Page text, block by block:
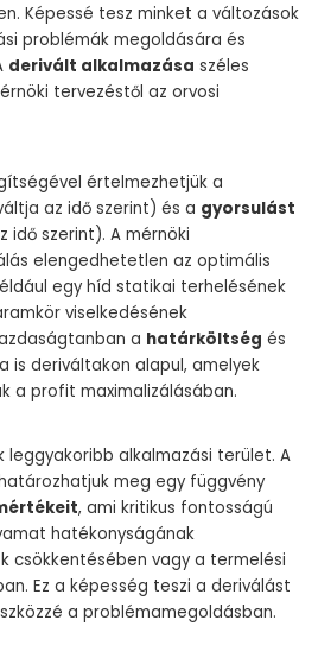
Képessé tesz minket a változások
problémák megoldására és
derivált alkalmazása széles
tervezéstől az orvosi
értelmezhetjük a
az idő szerint) és a gyorsulást
idő szerint). A mérnöki
elengedhetetlen az optimális
egy híd statikai terhelésének
viselkedésének
a határköltség és
is deriváltakon alapul, amelyek
a profit maximalizálásában.
leggyakoribb alkalmazási terület. A
meg egy függvény
, ami kritikus fontosságú
hatékonyságának
csökkentésében vagy a termelési
Ez a képesség teszi a deriválást
a problémamegoldásban.